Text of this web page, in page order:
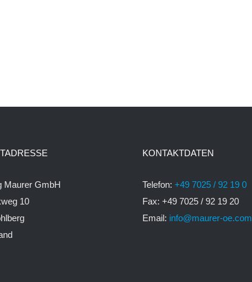
Maurer GmbH
10
KONTAKTDATEN
Telefon: +49 7025 / 92 19 0
Fax: +49 7025 / 92 19 20
Email: info@maurer-oe.com